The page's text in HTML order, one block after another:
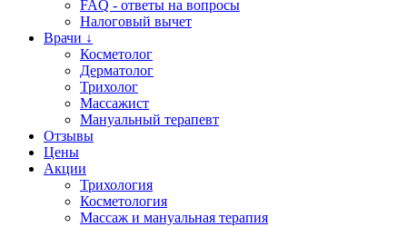
FAQ - ответы на вопросы
Налоговый вычет
Врачи ↓
Косметолог
Дерматолог
Трихолог
Массажист
Мануальный терапевт
Отзывы
Цены
Акции
Трихология
Косметология
Массаж и мануальная терапия